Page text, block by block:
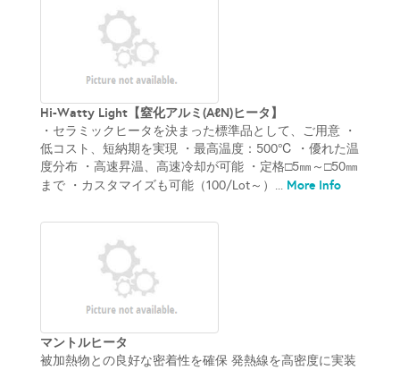
Hi-Watty Light【窒化アルミ(AℓN)ヒータ】
・セラミックヒータを決まった標準品として、ご用意 ・
低コスト、短納期を実現 ・最高温度：500℃ ・優れた温
度分布 ・高速昇温、高速冷却が可能 ・定格□5㎜～□50㎜
まで ・カスタマイズも可能（100/Lot～）... More Info
マントルヒータ
被加熱物との良好な密着性を確保 発熱線を高密度に実装